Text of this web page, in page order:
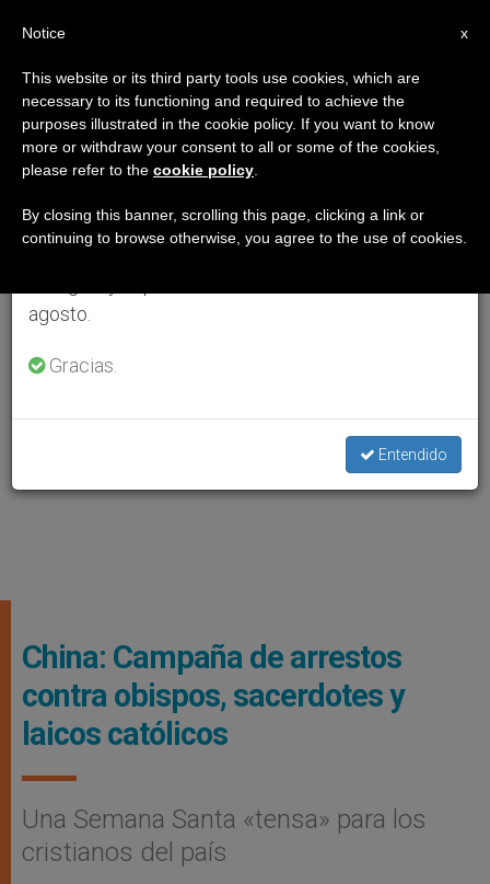
China: Campaña de arrestos
contra obispos, sacerdotes y
laicos católicos
Una Semana Santa «tensa» para los
cristianos del país
×
Aviso importante
Del 27 de julio al 7 de agosto haremos la pausa
anual, aprovechando que en el periodo de verano
se generan menos informaciones y también el
agosto.
Gracias.
Entendido
x
Notice
This website or its third party tools use cookies, which are
necessary to its functioning and required to achieve the
purposes illustrated in the cookie policy. If you want to know
more or withdraw your consent to all or some of the cookies,
please refer to the cookie policy
By closing this banner, scrolling this page, clicking a link or
continuing to browse otherwise, you agree to the use of cookies.